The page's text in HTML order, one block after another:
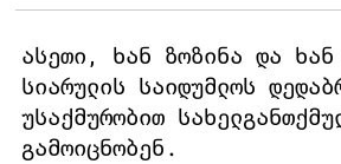
ასეთი, ხან ზოზინა და ხან
სიარულის საიდუმლოს
უსაქმურობით
გამოიცნობენ.